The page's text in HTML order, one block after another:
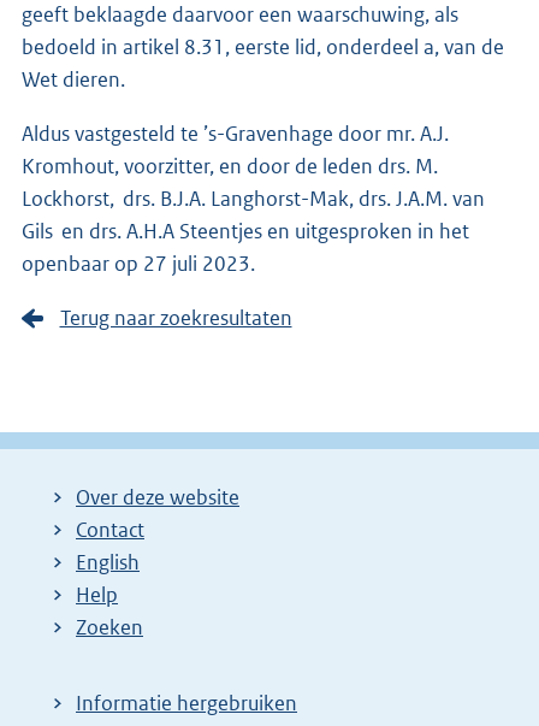
geeft beklaagde daarvoor een waarschuwing, als
bedoeld in artikel 8.31, eerste lid, onderdeel a, van de
Wet dieren.
Aldus vastgesteld te ’s-Gravenhage door mr. A.J.
Kromhout, voorzitter, en door de leden drs. M.
Lockhorst, drs. B.J.A. Langhorst-Mak, drs. J.A.M. van
Gils en drs. A.H.A Steentjes en uitgesproken in het
openbaar op 27 juli 2023.
Terug naar zoekresultaten
Over deze website
Contact
English
Help
Zoeken
Informatie hergebruiken